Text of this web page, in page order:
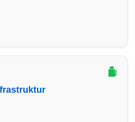
Finde
in Hilden und optimiere Preis,